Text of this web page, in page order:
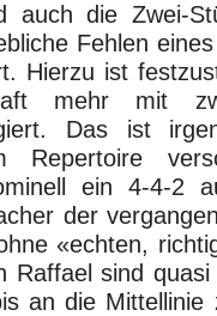
auch die Zwei-
Fehlen
Hierzu ist
mehr mit
Das ist
Repertoire
ein 4-4-2
der
«echten,
Raffael sind
an die